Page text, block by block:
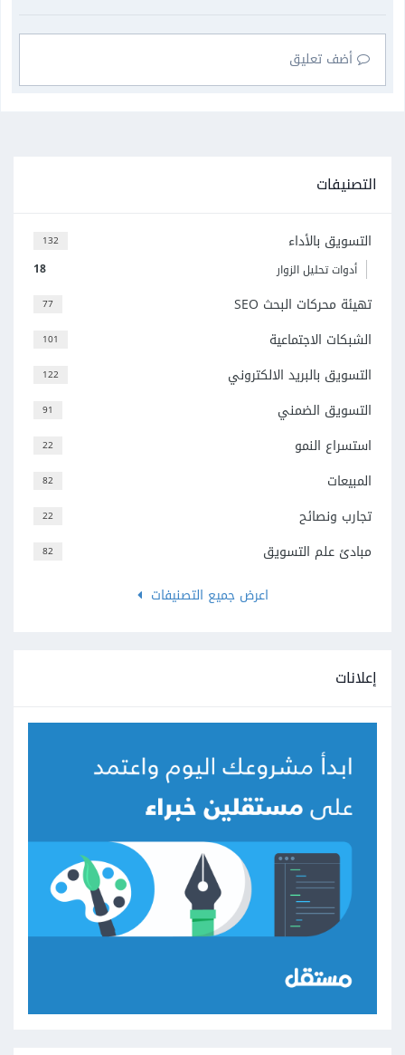
أضف تعليق
التصنيفات
132 التسويق بالأداء
18 أدوات تحليل الزوار
77 تهيئة محركات البحث SEO
101 الشبكات الاجتماعية
122 التسويق بالبريد الالكتروني
91 التسويق الضمني
22 استسراع النمو
82 المبيعات
22 تجارب ونصائح
82
مبادئ علم التسويق
اعرض جميع التصنيفات
إعلانات